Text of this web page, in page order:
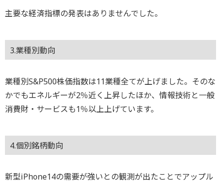
主要な経済指標の発表はありませんでした。
3.業種別動向
業種別S&P500株価指数は11業種全てが上げました。そのな
かでもエネルギーが2％近く上昇したほか、情報技術と一般
消費財・サービスも1％以上上げています。
4.個別銘柄動向
新型iPhone14の需要が強いとの観測が出たことでアップル